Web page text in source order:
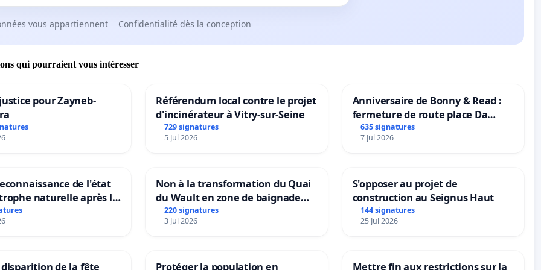
vous appartiennent Confidentialité dès la conception
qui pourraient vous intéresser
pour Zayneb-
Référendum local contre le projet
d'incinérateur à Vitry-sur-Seine
729 signatures
5 Jul 2026
Anniversaire de Bonny & Read :
fermeture de route place Da
Maya M
635 signatures
7 Jul 2026
de l'état
naturelle après la
15 juillet 2026 à Aubenas
Non à la transformation du Quai
du Wault en zone de baignade
urbaine
220 signatures
3 Jul 2026
S'opposer au projet de
construction au Seignus Haut
144 signatures
25 Jul 2026
de la fête Protéger la population en Mettre fin aux restrictions sur la